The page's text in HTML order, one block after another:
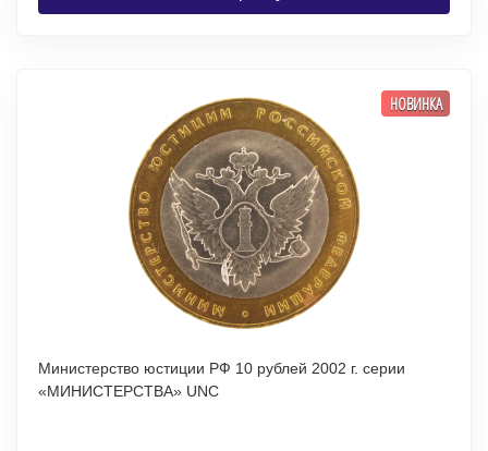
НОВИНКА
Министерство юстиции РФ 10 рублей 2002 г. серии
«МИНИСТЕРСТВА» UNC